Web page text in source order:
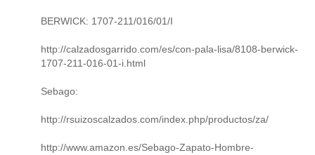
BERWICK: 1707-211/016/01/I
http://calzadosgarrido.com/es/con-pala-lisa/8108-berwick-
1707-211-016-01-i.html
Sebago:
http://rsuizoscalzados.com/index.php/productos/za/
http://www.amazon.es/Sebago-Zapato-Hombre-